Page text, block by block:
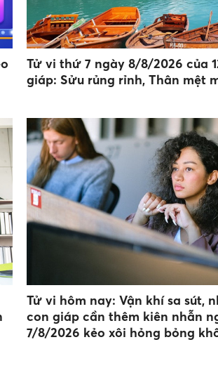
Tử vi thứ 7 ngày 8/8/2026 của
giáp: Sửu rủng rỉnh, Thân mệt
Tử vi hôm nay: Vận khí sa sút,
con giáp cần thêm kiên nhẫn
7/8/2026 kẻo xôi hỏng bỏng